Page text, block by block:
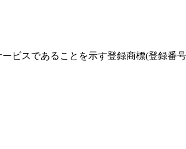
スであることを示す登録商標(登録番号